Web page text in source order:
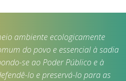
ambiente ecologicamente
do povo e essencial à sadia
se ao Poder Público e à
lo e preservá-lo para as